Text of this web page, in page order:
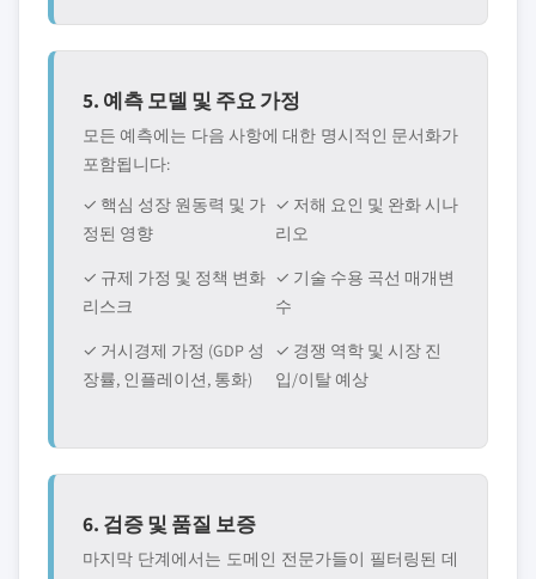
5. 예측 모델 및 주요 가정
모든 예측에는 다음 사항에 대한 명시적인 문서화가
포함됩니다:
✓ 핵심 성장 원동력 및 가
정된 영향
✓ 저해 요인 및 완화 시나
리오
✓ 규제 가정 및 정책 변화
리스크
✓ 기술 수용 곡선 매개변
수
✓ 거시경제 가정 (GDP 성
장률, 인플레이션, 통화)
✓ 경쟁 역학 및 시장 진
입/이탈 예상
6. 검증 및 품질 보증
마지막 단계에서는 도메인 전문가들이 필터링된 데